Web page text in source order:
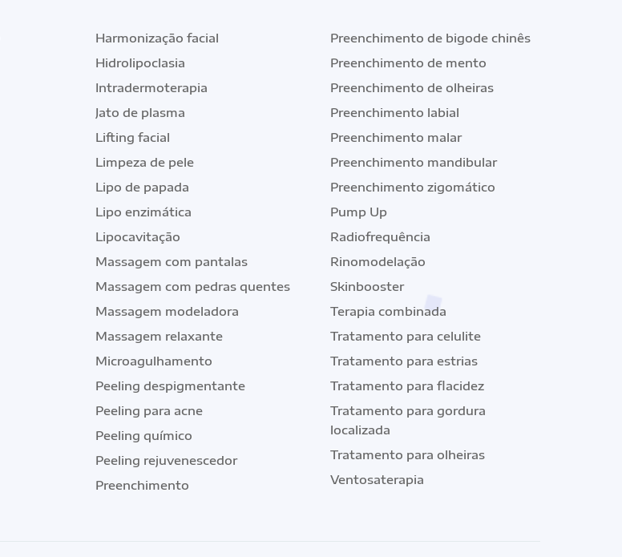
Harmonização facial
Hidrolipoclasia
Intradermoterapia
Jato de plasma
Lifting facial
Limpeza de pele
Lipo de papada
Lipo enzimática
Lipocavitação
Massagem com pantalas
Massagem com pedras quentes
Massagem modeladora
Massagem relaxante
Microagulhamento
Peeling despigmentante
Peeling para acne
Peeling químico
Peeling rejuvenescedor
Preenchimento
Preenchimento de bigode chinês
Preenchimento de mento
Preenchimento de olheiras
Preenchimento labial
Preenchimento malar
Preenchimento mandibular
Preenchimento zigomático
Pump Up
Radiofrequência
Rinomodelação
Skinbooster
Terapia combinada
Tratamento para celulite
Tratamento para estrias
Tratamento para flacidez
Tratamento para gordura
localizada
Tratamento para olheiras
Ventosaterapia